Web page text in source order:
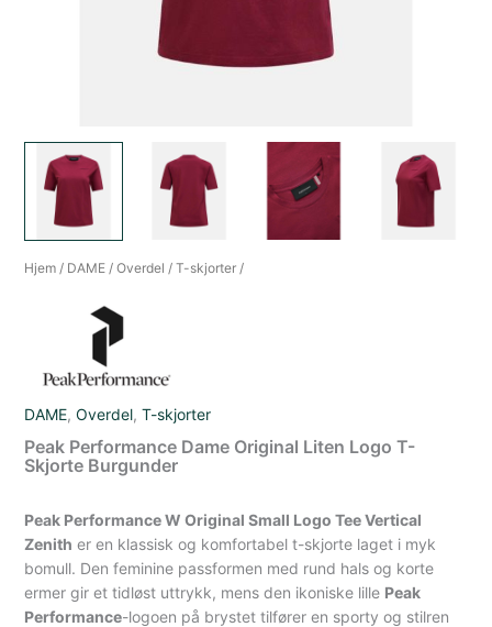
Hjem / DAME /Overdel /T-skjorter /
DAME,Overdel,T-skjorter
Peak Performance Dame Original Liten Logo T-
Skjorte Burgunder
Peak Performance W Original Small Logo Tee Vertical
Zenith er en klassisk og komfortabel t-skjorte laget i myk
bomull. Den feminine passformen med rund hals og korte
ermer gir et tidløst uttrykk, mens den ikoniske lille Peak
Performance-logoen på brystet tilfører en sporty og stilren